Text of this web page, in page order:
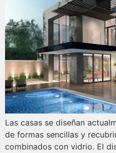
Las casas se diseñan
de formas sencillas y
combinados con vidrio. El